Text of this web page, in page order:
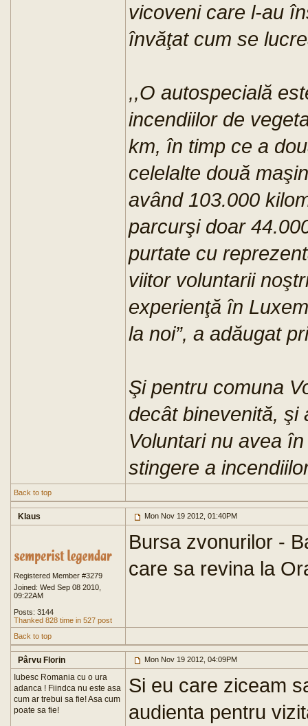
vicoveni care l-au
învăţat cum se
,,O autospecială
incendiilor de
km, în timp ce a
celelalte două
având 103.000
parcurşi doar
purtate cu
viitor voluntarii
experienţă în
la noi”, a adăugat
Şi pentru comuna
decât binevenită, şi
Voluntari nu avea
stingere a
Back to top
Klaus Mon Nov 19 2012, 01:40PM
Registered Member #3279
Joined: Wed Sep 08 2010,
09:22AM
Posts: 3144
Thanked 828 time in 527 post
Bursa zvonurilor -
care sa revina la
Back to top
Pârvu Florin Mon Nov 19 2012, 04:09PM
Iubesc Romania cu o ura
adanca ! Fiindca nu este asa
cum ar trebui sa fie! Asa cum
poate sa fie!
Si eu care ziceam
audienta pentru